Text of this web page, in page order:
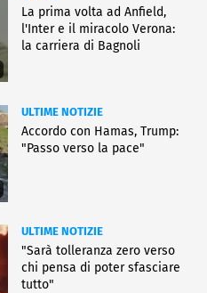
La prima volta ad Anfield,
l'Inter e il miracolo Verona:
la carriera di Bagnoli
ULTIME NOTIZIE
Accordo con Hamas, Trump:
"Passo verso la pace"
ULTIME NOTIZIE
"Sarà tolleranza zero verso
chi pensa di poter sfasciare
tutto"